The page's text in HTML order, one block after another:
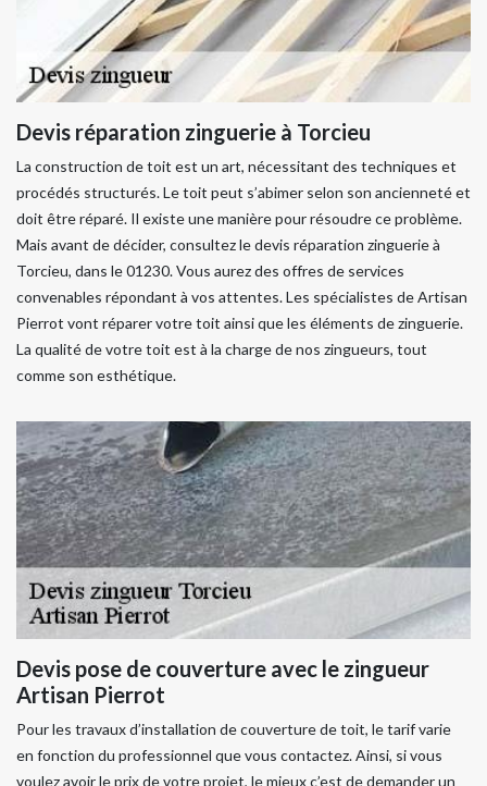
Devis réparation zinguerie à Torcieu
La construction de toit est un art, nécessitant des techniques et
procédés structurés. Le toit peut s’abimer selon son ancienneté et
doit être réparé. Il existe une manière pour résoudre ce problème.
Mais avant de décider, consultez le devis réparation zinguerie à
Torcieu, dans le 01230. Vous aurez des offres de services
convenables répondant à vos attentes. Les spécialistes de Artisan
Pierrot vont réparer votre toit ainsi que les éléments de zinguerie.
La qualité de votre toit est à la charge de nos zingueurs, tout
comme son esthétique.
Devis pose de couverture avec le zingueur
Artisan Pierrot
Pour les travaux d’installation de couverture de toit, le tarif varie
en fonction du professionnel que vous contactez. Ainsi, si vous
voulez avoir le prix de votre projet, le mieux c’est de demander un